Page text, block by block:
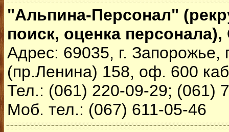
"Альпина-Персонал"
поиск, оценка
Адрес: 69035, г.
(пр.Ленина) 158, оф. 600
Тел.: (061) 220-09-29; (061)
Моб. тел.: (067) 611-05-46